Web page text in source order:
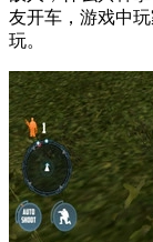
友开车，游戏中
玩。